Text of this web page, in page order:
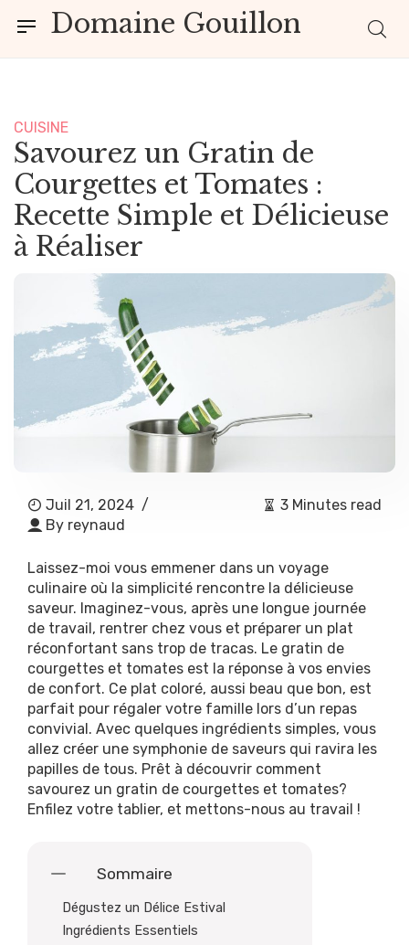
Domaine Gouillon
CUISINE
Savourez un Gratin de
Courgettes et Tomates :
Recette Simple et Délicieuse
à Réaliser
Juil 21, 2024 /
By reynaud
3 Minutes read
Laissez-moi vous emmener dans un voyage
culinaire où la simplicité rencontre la délicieuse
saveur. Imaginez-vous, après une longue journée
de travail, rentrer chez vous et préparer un plat
réconfortant sans trop de tracas. Le gratin de
courgettes et tomates est la réponse à vos envies
de confort. Ce plat coloré, aussi beau que bon, est
parfait pour régaler votre famille lors d’un repas
convivial. Avec quelques ingrédients simples, vous
allez créer une symphonie de saveurs qui ravira les
papilles de tous. Prêt à découvrir comment
savourez un gratin de courgettes et tomates?
Enfilez votre tablier, et mettons-nous au travail !
Sommaire
Dégustez un Délice Estival
Ingrédients Essentiels